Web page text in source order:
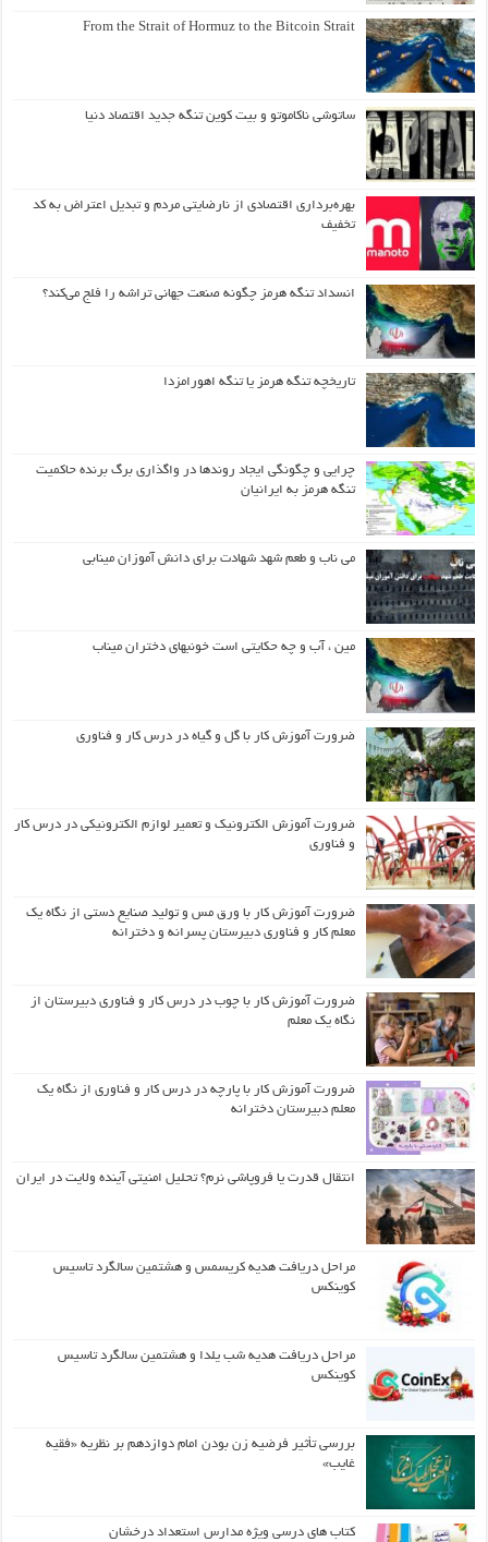
From the Strait of Hormuz to the Bitcoin Strait
ساتوشی ناکاموتو و بیت کوین تنگه جدید اقتصاد دنیا
بهره‌برداری اقتصادی از نارضایتی مردم و تبدیل اعتراض به کد
تخفیف
انسداد تنگه هرمز چگونه صنعت جهانی تراشه را فلج می‌کند؟
تاریخچه تنگه هرمز یا تنگه اهورامزدا
چرایی و چگونگی ایجاد روندها در واگذاری برگ برنده حاکمیت
تنگه هرمز به ایرانیان
می ناب و طعم شهد شهادت برای دانش آموزان مینابی
مین ، آب و چه حکایتی است خونبهای دختران میناب
ضرورت آموزش کار با گل و گیاه در درس کار و فناوری
ضرورت آموزش الکترونیک و تعمیر لوازم الکترونیکی در درس کار
و فناوری
ضرورت آموزش کار با ورق مس و تولید صنایع دستی از نگاه یک
معلم کار و فناوری دبیرستان پسرانه و دخترانه
ضرورت آموزش کار با چوب در درس کار و فناوری دبیرستان از
نگاه یک معلم
ضرورت آموزش کار با پارچه در درس کار و فناوری از نگاه یک
معلم دبیرستان دخترانه
انتقال قدرت یا فروپاشی نرم؟ تحلیل امنیتی آینده ولایت در ایران
مراحل دریافت هدیه کریسمس و هشتمین سالگرد تاسیس
کوینکس
مراحل دریافت هدیه شب یلدا و هشتمین سالگرد تاسیس
کوینکس
بررسی تأثیر فرضیه زن بودن امام دوازدهم بر نظریه «فقیه
غایب»
کتاب های درسی ویژه مدارس استعداد درخشان